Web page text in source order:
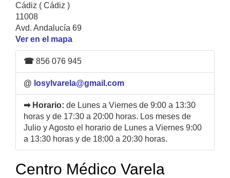
Cádiz ( Cádiz )
11008
Avd. Andalucía 69
Ver en el mapa
☎ 856 076 945
@ losylvarela@gmail.com
➡ Horario: de Lunes a Viernes de 9:00 a 13:30
horas y de 17:30 a 20:00 horas. Los meses de
Julio y Agosto el horario de Lunes a Viernes 9:00
a 13:30 horas y de 18:00 a 20:30 horas.
Centro Médico Varela